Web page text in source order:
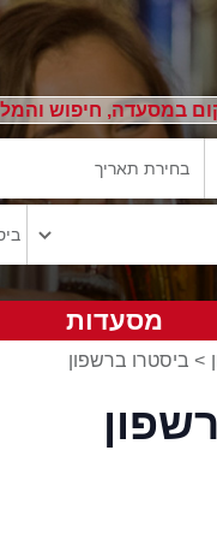
במסעדה, חיפוש
מסעדות
> ביסטרו ברשפון